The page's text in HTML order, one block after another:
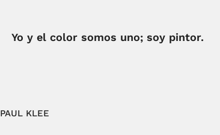
Yo y el color somos uno; soy pintor.
PAUL KLEE